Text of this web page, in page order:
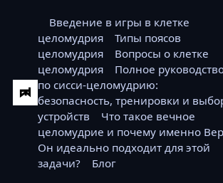
Введение в игры в клетке
целомудрия
Типы поясов
целомудрия
Вопросы о клетке
целомудрия
Полное
по сисси-целомудрию:
безопасность, тренировки и
устройств
Что такое вечное
целомудрие и почему именно
Он идеально подходит для этой
задачи?
Блог